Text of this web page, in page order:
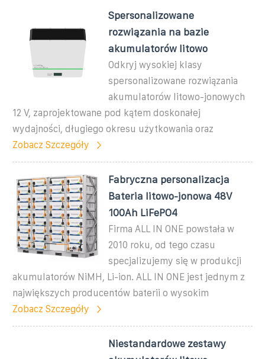
Spersonalizowane
rozwiązania na bazie
akumulatorów litowo
Odkryj wysokiej klasy
spersonalizowane rozwiązania
akumulatorów litowo-jonowych
12 V, zaprojektowane pod kątem doskonałej
wydajności, długiego okresu użytkowania oraz
Zobacz Szczegóły
Fabryczna personalizacja
Bateria litowo-jonowa 48V
100Ah LiFePO4
Firma ALL IN ONE powstała w
2010 roku, od tego czasu
specjalizujemy się w produkcji
akumulatorów NiMH, Li-ion. ALL IN ONE jest jednym z
największych producentów baterii o wysokim
Zobacz Szczegóły
Niestandardowe zestawy